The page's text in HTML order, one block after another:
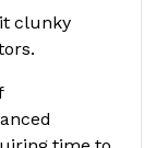
clunky